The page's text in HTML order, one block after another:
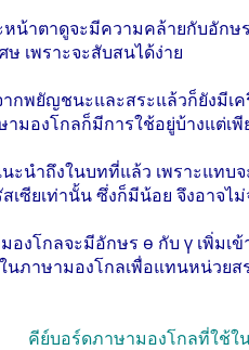
น้าตาดูจะมีความคล้ายกับอักษ
ษ เพราะจะสับสนได้ง่าย
พยัญชนะและสระแล้วก็ยังมีเค
มองโกลก็มีการใช้อยู่บ้างแต่เพี
นำถึงในบทที่แล้ว เพราะแทบจ
เซียเท่านั้น ซึ่งก็มีน้อย จึงอาจไม่
งโกลจะมีอักษร ө กับ ү เพิ่มเ
นภาษามองโกลเพื่อแทนหน่วย
คีย์บอร์ดภาษามองโกลที่ใช้ใ